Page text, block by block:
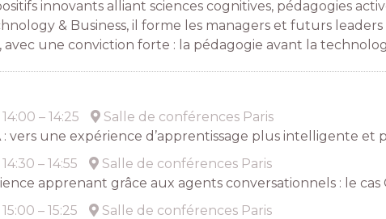
innovants alliant sciences cognitives, pédagogies
& Business, il forme les managers et futurs
avec une conviction forte : la pédagogie avant la
14:00 – 14:25
Salle de conférences Paris
: vers une expérience d’apprentissage plus intelligente et
14:30 – 14:55
Salle de conférences Paris
apprenant grâce aux agents conversationnels : le cas
15:00 – 15:25
Salle de conférences Paris